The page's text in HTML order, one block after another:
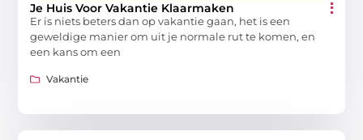
Je Huis Voor Vakantie Klaarmaken
Er is niets beters dan op vakantie gaan, het is een
geweldige manier om uit je normale rut te komen, en
een kans om een
Vakantie